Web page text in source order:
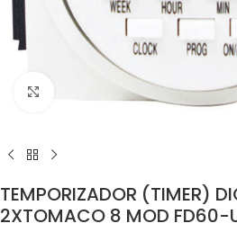
Click to enlarge
TEMPORIZADOR (TIMER)
2XTOMACO 8 MOD FD60-